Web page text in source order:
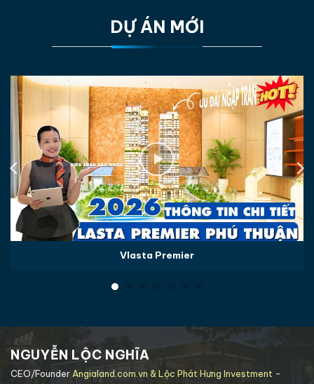
DỰ ÁN MỚI
Vlasta Premier
NGUYỄN LỘC NGHĨA
CEO/FounderAngialand.com.vn & Lộc Phát Hưng Investment -